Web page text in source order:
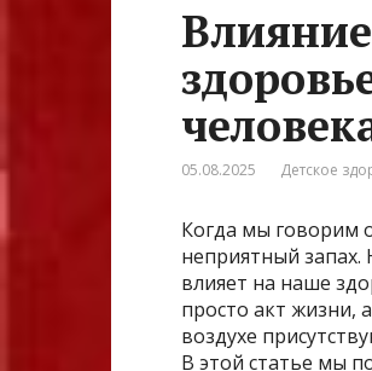
05.08.2025 Детское
Когда мы говорим
неприятный
влияет на наше
просто акт
воздухе
В этой статье мы